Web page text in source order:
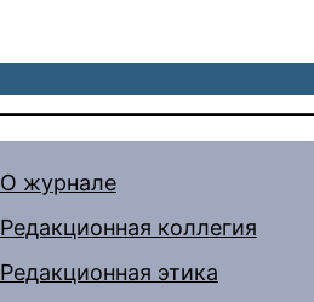
О журнале
Редакционная коллегия
Редакционная этика